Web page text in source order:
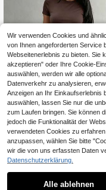
cool Hot Girl Kurz-Taille
Set Basisschicht
LovelyWholesale
LovelyWholesale Damen
Wir verwenden Cookies und
von Ihnen angeforderten Service
Webseitenerlebnis zu bieten. Sie
akzeptieren" oder Ihre Cookie-
auswählen, werden wir alle
Datenverkehr zu analysieren,
Anzeigen an Ihr Einkaufserlebnis
auswählen, lassen Sie nur die
zum Laufen bringen. Sie können
jedoch die Funktionalität der
verwendeten Cookies zu
anzupassen, wählen Sie bitte
wir die von uns erfassten Daten
Datenschutzerklärung.
Alle ablehnen